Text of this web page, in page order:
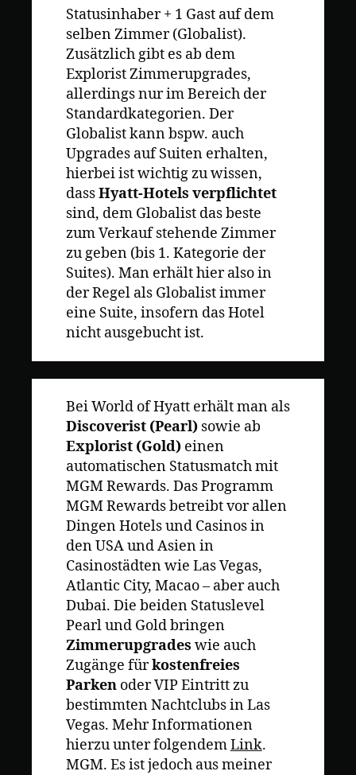
Statusinhaber + 1 Gast auf dem
selben Zimmer (Globalist).
Zusätzlich gibt es ab dem
Explorist Zimmerupgrades,
allerdings nur im Bereich der
Standardkategorien. Der
Globalist kann bspw. auch
Upgrades auf Suiten erhalten,
hierbei ist wichtig zu wissen,
dassHyatt-Hotels verpflichtet
sind, dem Globalist das beste
zum Verkauf stehende Zimmer
zu geben (bis 1. Kategorie der
Suites). Man erhält hier also in
der Regel als Globalist immer
eine Suite, insofern das Hotel
nicht ausgebucht ist.
Bei World of Hyatt erhält man als
Discoverist (Pearl) sowie ab
Explorist (Gold)einen
automatischen Statusmatch mit
MGM Rewards. Das Programm
MGM Rewards betreibt vor allen
Dingen Hotels und Casinos in
den USA und Asien in
Casinostädten wie Las Vegas,
Atlantic City, Macao – aber auch
Dubai. Die beiden Statuslevel
Pearl und Gold bringen
Zimmerupgrades wie auch
Zugänge fürkostenfreies
Parkenoder VIP Eintritt zu
bestimmten Nachtclubs in Las
Vegas. Mehr Informationen
hierzu unter folgendemLink.
MGM. Es ist jedoch aus meiner